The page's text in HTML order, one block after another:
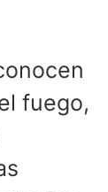
fuego,